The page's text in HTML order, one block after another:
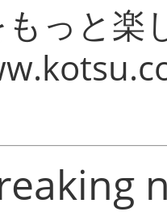
っと楽